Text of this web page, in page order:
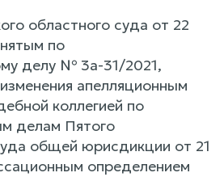
областного суда от 22
по
делу № 3а-31/2021,
апелляционным
коллегией по
делам Пятого
общей юрисдикции от 21
определением